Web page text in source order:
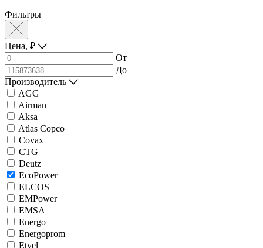
Фильтры
Цена, ₽
От
До
Производитель
AGG
Airman
Aksa
Atlas Copco
Covax
CTG
Deutz
EcoPower
ELCOS
EMPower
EMSA
Energo
Energoprom
Etvel